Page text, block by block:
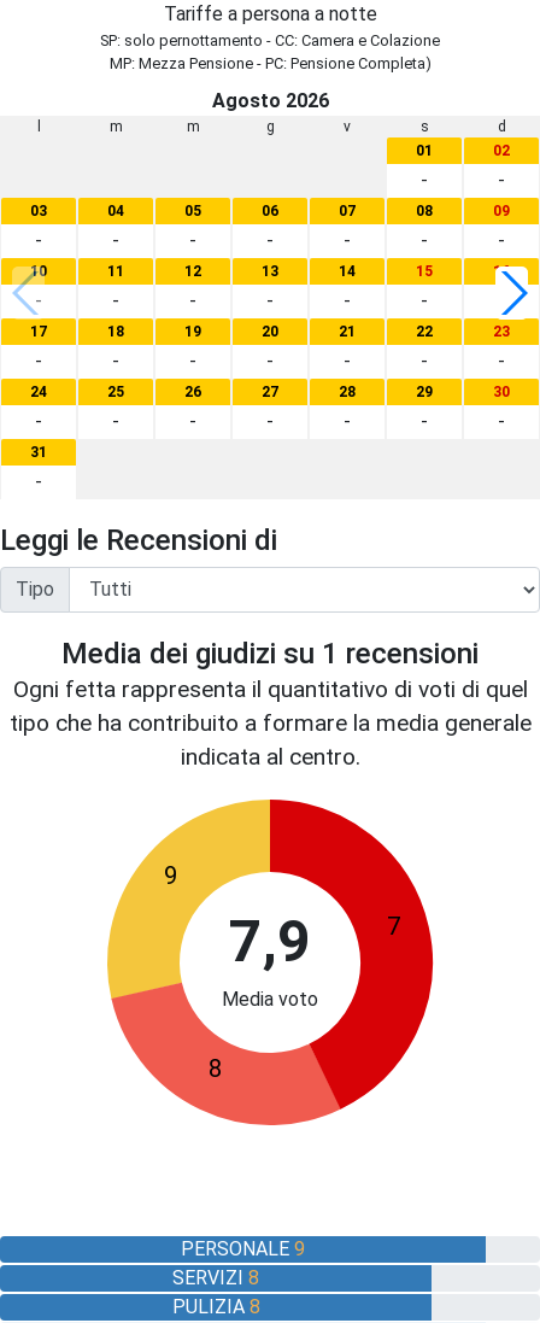
Tariffe a persona a notte
SP: solo pernottamento - CC: Camera e Colazione
MP: Mezza Pensione - PC: Pensione Completa)
Agosto 2026
m m g v s
d
01
-
02
-
03
-
04
-
05
-
06
-
07
-
08
-
09
-
10
-
11
-
12
-
13
-
14
-
15
-
16
17
-
18
-
19
-
20
-
21
-
22
-
23
-
24
-
25
-
26
-
27
-
28
-
29
-
30
-
31
-
Leggi le Recensioni di
Tipo
Media dei giudizi su 1 recensioni
Ogni fetta rappresenta il quantitativo di voti di quel
tipo che ha contribuito a formare la media generale
indicata al centro.
7,9
Media voto
7
8
9
PERSONALE9
SERVIZI8
PULIZIA 8